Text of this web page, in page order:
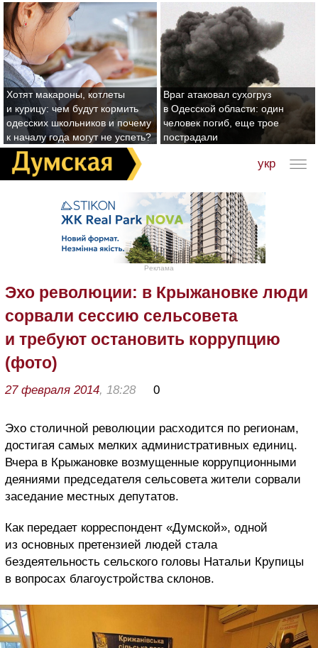
Хотят макароны, котлеты
и курицу: чем будут кормить
одесских школьников и почему
к началу года могут не успеть?
Враг атаковал сухогруз
в Одесской области: один
человек погиб, еще трое
пострадали
укр
Реклама
Эхо революции: в Крыжановке люди
сорвали сессию сельсовета
и требуют остановить коррупцию
(фото)
27 февраля 2014, 18:28 0
Эхо столичной революции расходится по регионам,
достигая самых мелких административных единиц.
Вчера в Крыжановке возмущенные коррупционными
деяниями председателя сельсовета жители сорвали
заседание местных депутатов.
Как передает корреспондент «Думской», одной
из основных претензией людей стала
бездеятельность сельского головы Натальи Крупицы
в вопросах благоустройства склонов.